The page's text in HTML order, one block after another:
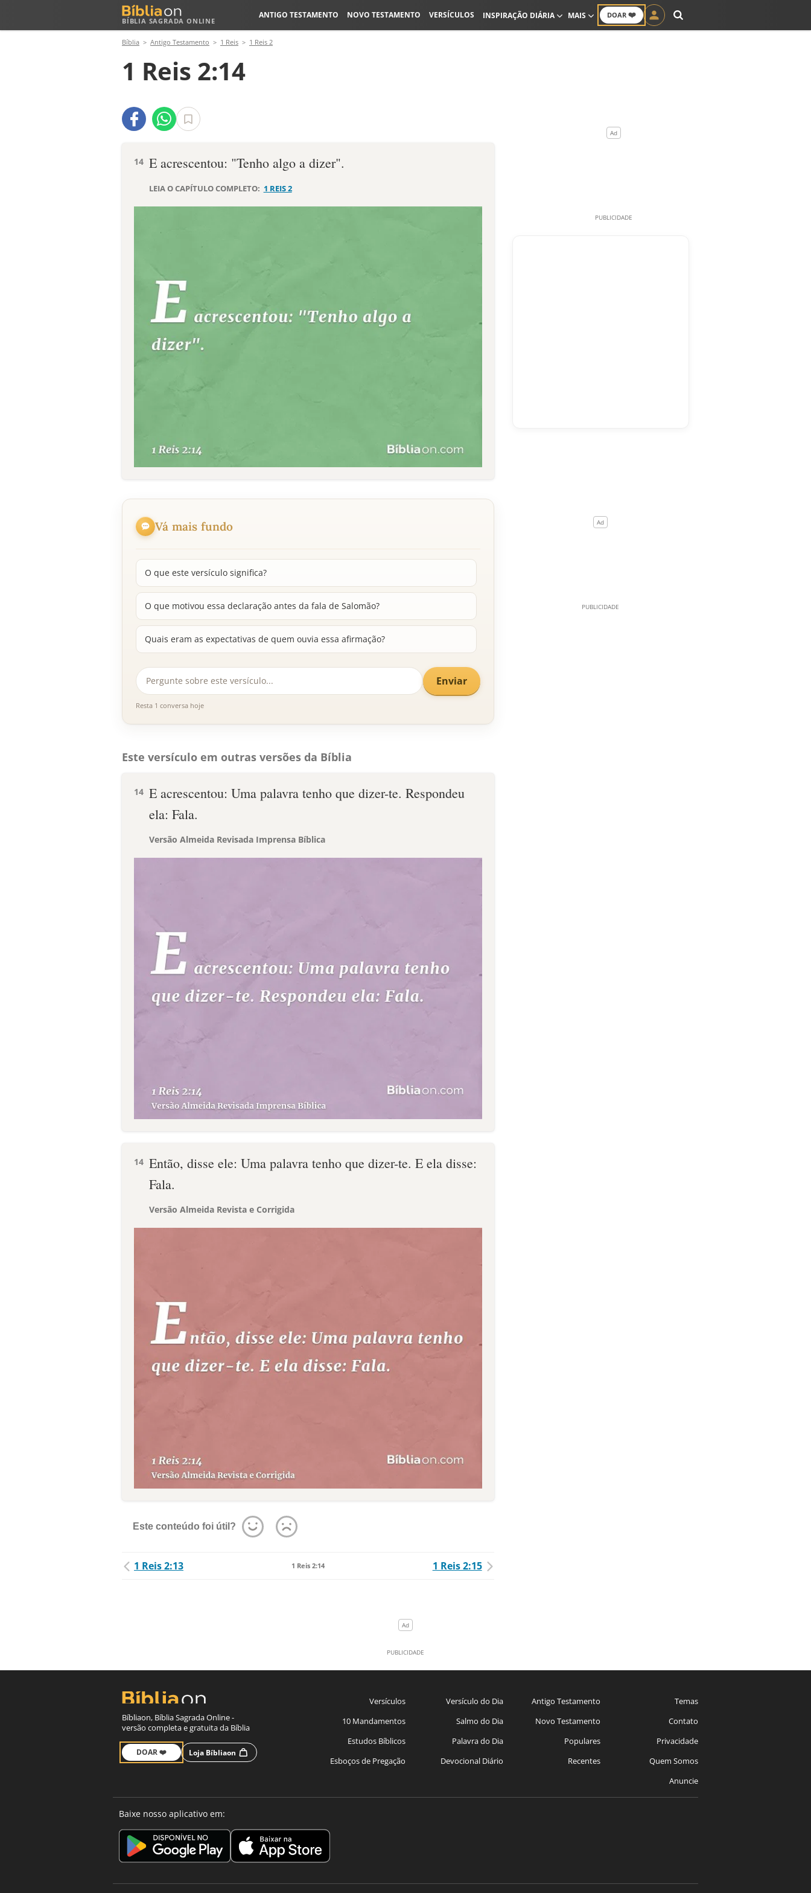
BÍBLIA SAGRADA ONLINE
DOAR ❤️
ANTIGO TESTAMENTO NOVO TESTAMENTO VERSÍCULOS INSPIRAÇÃO DIÁRIA MAIS
Bíblia Antigo Testamento 1 Reis 1 Reis 2
1 Reis 2:14
14 E acrescentou: "Tenho algo a dizer".
LEIA O CAPÍTULO COMPLETO: 1 REIS 2
Vá mais fundo
O que este versículo significa?
O que motivou essa declaração antes da fala de Salomão?
Quais eram as expectativas de quem ouvia essa afirmação?
Enviar
Resta 1 conversa hoje
Este versículo em outras versões da Bíblia
14 E acrescentou: Uma palavra tenho que dizer-te. Respondeu
ela: Fala.
Versão Almeida Revisada Imprensa Bíblica
14 Então, disse ele: Uma palavra tenho que dizer-te. E ela disse:
Fala.
Versão Almeida Revista e Corrigida
Este conteúdo foi útil?
1 Reis 2:13 1 Reis 2:14 1 Reis 2:15
Bíbliaon, Bíblia Sagrada Online -
versão completa e gratuita da Bíblia
DOAR ❤️ Loja Bíbliaon
Versículos
10 Mandamentos
Estudos Bíblicos
Esboços de Pregação
Versículo do Dia
Salmo do Dia
Palavra do Dia
Devocional Diário
Antigo Testamento
Novo Testamento
Populares
Recentes
Temas
Contato
Privacidade
Quem Somos
Anuncie
Baixe nosso aplicativo em: